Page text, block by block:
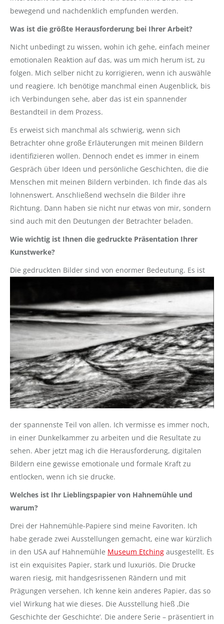
bewegend und nachdenklich empfunden werden.
Was ist die größte Herausforderung bei Ihrer Arbeit?
Nicht unbedingt zu wissen, wohin ich gehe, einfach meiner
emotionalen Reaktion auf das, was um mich herum ist, zu
folgen. Mich selber nicht zu korrigieren, wenn ich auswähle
und reagiere. Ich benötige manchmal einen Augenblick, bis
ich Verbindungen sehe, aber das ist ein spannender
Bestandteil in dem Prozess.
Es erweist sich manchmal als schwierig, wenn sich
Betrachter ohne große Erläuterungen mit meinen Bildern
identifizieren wollen. Dennoch endet es immer in einem
Gespräch über Ideen und persönliche Geschichten, die die
Menschen mit meinen Bildern verbinden. Ich finde das als
lohnenswert. Anschließend wechseln die Bilder ihre
Richtung. Dann haben sie nicht nur etwas von mir, sondern
sind auch mit den Deutungen der Betrachter beladen.
Wie wichtig ist Ihnen die gedruckte Präsentation Ihrer
Kunstwerke?
Die gedruckten Bilder sind von enormer Bedeutung. Es ist
der spannenste Teil von allen. Ich vermisse es immer noch,
in einer Dunkelkammer zu arbeiten und die Resultate zu
sehen. Aber jetzt mag ich die Herausforderung, digitalen
Bildern eine gewisse emotionale und formale Kraft zu
entlocken, wenn ich sie drucke.
Welches ist Ihr Lieblingspapier von Hahnemühle und
warum?
Drei der Hahnemühle-Papiere sind meine Favoriten. Ich
habe gerade zwei Ausstellungen gemacht, eine war kürzlich
in den USA auf Hahnemühle Museum Etching ausgestellt. Es
ist ein exquisites Papier, stark und luxuriös. Die Drucke
waren riesig, mit handgesrissenen Rändern und mit
Prägungen versehen. Ich kenne kein anderes Papier, das so
viel Wirkung hat wie dieses. Die Ausstellung hieß ‚Die
Geschichte der Geschichte‘. Die andere Serie – präsentiert in